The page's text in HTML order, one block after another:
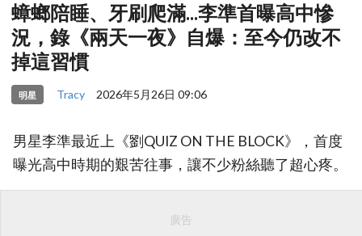
蟑螂陪睡、牙刷爬滿...李準首曝高中慘
況，錄《兩天一夜》自爆：至今仍改不
掉這習慣
明星 Tracy 2026年5月26日 09:06
男星李準最近上《劉QUIZ ON THE BLOCK》，首度
曝光高中時期的艱苦往事，讓不少粉絲聽了超心疼。
廣告